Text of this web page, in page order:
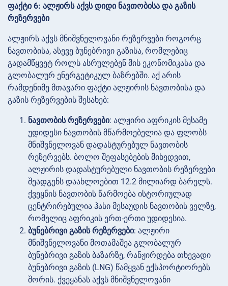
ფაქტი 6: ალჟირს აქვს დიდი ნავთობისა და გაზის
რეზერვები
ალჟირს აქვს მნიშვნელოვანი რეზერვები როგორც
ნავთობისა, ასევე ბუნებრივი გაზისა, რომლებიც
გადამწყვეტ როლს ასრულებენ მის ეკონომიკასა და
გლობალურ ენერგეტიკულ ბაზრებში. აქ არის
რამდენიმე მთავარი ფაქტი ალჟირის ნავთობისა და
გაზის რეზერვების შესახებ:
ნავთობის რეზერვები: ალჟირი აფრიკის მესამე
უდიდესი ნავთობის მწარმოებელია და ფლობს
მნიშვნელოვან დადასტურებულ ნავთობის
რეზერვებს. ბოლო შეფასებების მიხედვით,
ალჟირის დადასტურებული ნავთობის რეზერვები
შეადგენს დაახლოებით 12.2 მილიარდ ბარელს.
ქვეყნის ნავთობის წარმოება ისტორიულად
ცენტრირებულია ჰასი მესაუდის ნავთობის ველზე,
რომელიც აფრიკის ერთ-ერთი უდიდესია.
ბუნებრივი გაზის რეზერვები: ალჟირი
მნიშვნელოვანი მოთამაშეა გლობალურ
ბუნებრივი გაზის ბაზარზე, რანჟირდება თხევადი
ბუნებრივი გაზის (LNG) წამყვან ექსპორტიორებს
შორის. ქვეყანას აქვს მნიშვნელოვანი